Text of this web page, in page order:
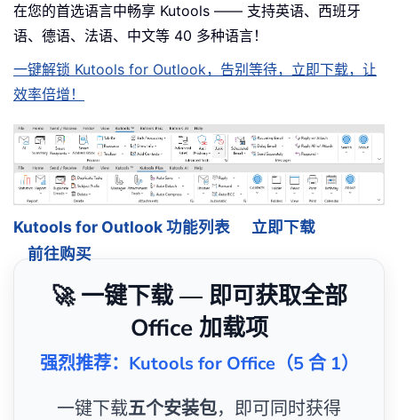
在您的首选语言中畅享 Kutools —— 支持英语、西班牙
语、德语、法语、中文等 40 多种语言！
一键解锁 Kutools for Outlook，告别等待，立即下载，让
效率倍增！
Kutools for Outlook 功能列表
立即下载
前往购买
🚀 一键下载 — 即可获取全部
Office 加载项
强烈推荐：Kutools for Office（5 合 1）
一键下载五个安装包，即可同时获得